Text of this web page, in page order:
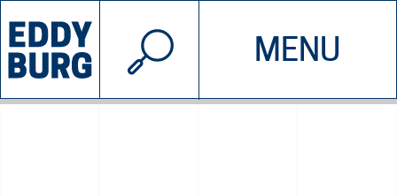
MENU
INIZIATIVE CHI SIAMO
© 2026 EDDYBURG